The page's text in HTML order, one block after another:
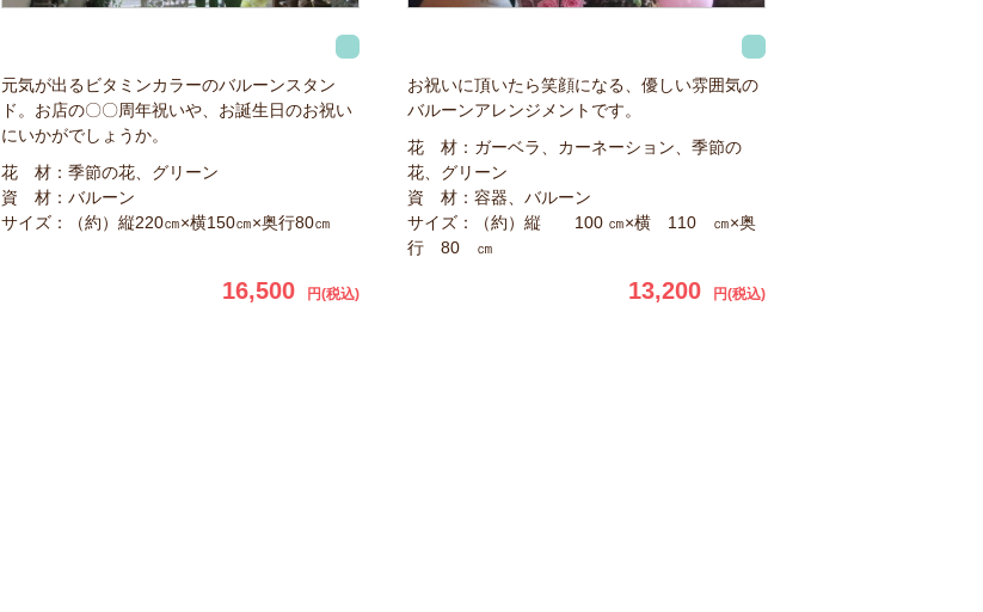
元気が出るビタミンカラーのバルーンスタン
ド。お店の〇〇周年祝いや、お誕生日のお祝い
にいかがでしょうか。
花 材：季節の花、グリーン
資 材：バルーン
サイズ：（約）縦220㎝×横150㎝×奥行80㎝
16,500 円(税込)
お祝いに頂いたら笑顔になる、優しい雰囲気の
バルーンアレンジメントです。
花 材：ガーベラ、カーネーション、季節の
花、グリーン
資 材：容器、バルーン
サイズ：（約）縦 100 ㎝×横 110 ㎝×奥
行 80 ㎝
13,200 円(税込)